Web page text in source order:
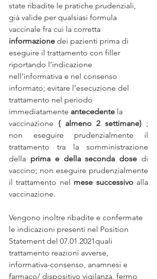
state ribadite le pratiche prudenziali,
già valide per qualsiasi formula
vaccinale fra cui la corretta
informazione dei pazienti prima di
eseguire il trattamento con filler
riportando l’indicazione
nell’informativa e nel consenso
informato; evitare l’esecuzione del
trattamento nel periodo
immediatamente antecedente la
vaccinazione ( almeno 2 settimane) ;
non eseguire prudenzialmente il
trattamento tra la somministrazione
della prima e della seconda dose di
vaccino; non eseguire prudenzialmente
il trattamento nel mese successivo alla
vaccinazione.
Vengono inoltre ribadite e confermate
le indicazioni presenti nel Position
Statement del 07.01.2021quali
trattamento reazioni avverse,
informativa-consenso, anamnesi e
farmaco/ dispositivo vigilanza, fermo